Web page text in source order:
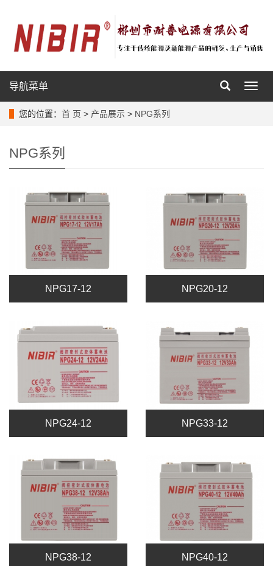
导
导航菜单
您的位置： 首 页 > 产品展示 > NPG系列
NPG系列
NPG17-12 NPG20-12
NPG24-12 NPG33-12
NPG38-12 NPG40-12